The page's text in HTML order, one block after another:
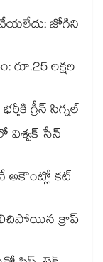
జోగిని
రూ.25 లక్షల
గ్రీన్‌‌ సిగ్నల్
విశ్వక్ సేన్
అకౌంట్లో కట్
క్రాప్